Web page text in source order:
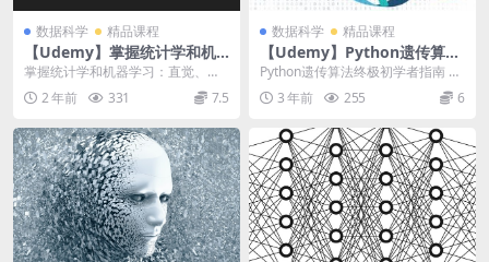
数据科学 精品课程
【Udemy】掌握统计学和机
器学习：直觉、数学、代码
掌握统计学和机器学习：直觉、数
学、代码 | Master statistics ...
2 年前 331 7.5
数据科学 精品课程
【Udemy】Python遗传算法
终极初学者指南（The Ultima
te Beginners Guide to Gen
etic Algorithms in Pytho
Python遗传算法终极初学者指南 成
为人工智能和数据科学领域成功产
品经理的完整...
3 年前 255 6